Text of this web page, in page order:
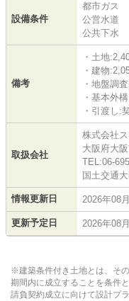
設備条件
都市ガス
公営水道
公共下水
備考
・土地
・建物
・地盤調
・基本外
・引渡し:
取扱会社
株式会社
大阪府大
TEL:06-
国土交通
情報更新日 2026年08
更新予定日 2026年08
※建築条件付き土地とは、そ
期間内に成立することを条件
請負契約成立に向けて設計プ